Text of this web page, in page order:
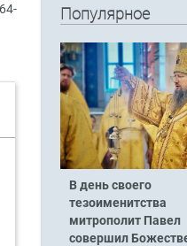
Популярное
В день своего
тезоименитства
митрополит Павел
совершил